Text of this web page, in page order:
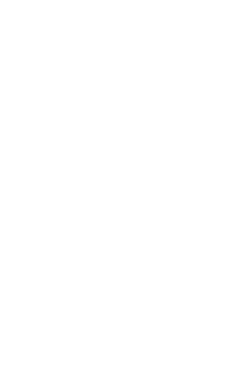
na